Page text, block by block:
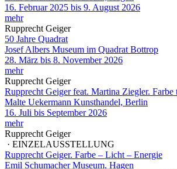
16. Februar 2025 bis 9. August 2026
mehr
Rupprecht Geiger
50 Jahre Quadrat
Josef Albers Museum im Quadrat Bottrop
28. März bis 8. November 2026
mehr
Rupprecht Geiger
Rupprecht Geiger feat. Martina Ziegler. Farbe
Malte Uekermann Kunsthandel, Berlin
16. Juli bis September 2026
mehr
Rupprecht Geiger
· EINZELAUSSTELLUNG
Rupprecht Geiger. Farbe – Licht – Energie
Emil Schumacher Museum, Hagen